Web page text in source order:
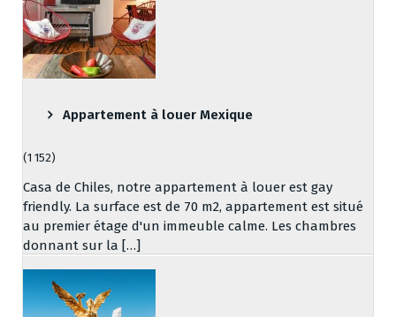
Appartement à louer Mexique
(1 152)
Casa de Chiles, notre appartement à louer est gay
friendly. La surface est de 70 m2, appartement est situé
au premier étage d'un immeuble calme. Les chambres
donnant sur la […]